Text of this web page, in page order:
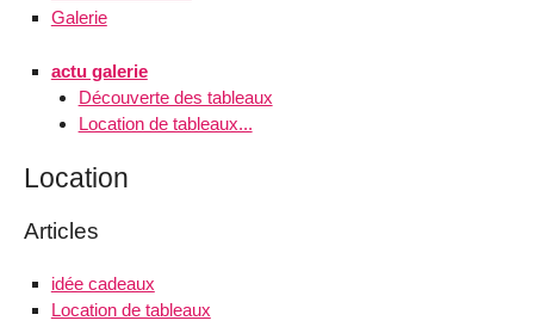
Galerie
actu galerie
Découverte des tableaux
Location de tableaux...
Location
Articles
idée cadeaux
Location de tableaux